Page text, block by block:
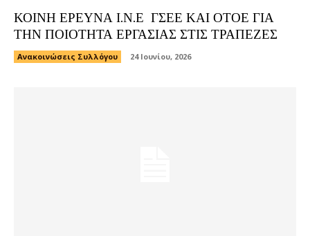
ΚΟΙΝΗ ΕΡΕΥΝΑ Ι.Ν.Ε ΓΣΕΕ ΚΑΙ ΟΤΟΕ ΓΙΑ
ΤΗΝ ΠΟΙΟΤΗΤΑ ΕΡΓΑΣΙΑΣ ΣΤΙΣ ΤΡΑΠΕΖΕΣ
Ανακοινώσεις Συλλόγου 24 Ιουνίου, 2026